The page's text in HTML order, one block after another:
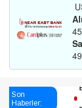
Son
Haberler: